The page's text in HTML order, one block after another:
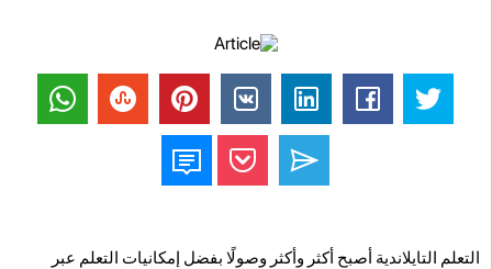
التعلم التايلاندية أصبح أكثر وأكثر وصولًا بفضل إمكانيات التعلم عبر